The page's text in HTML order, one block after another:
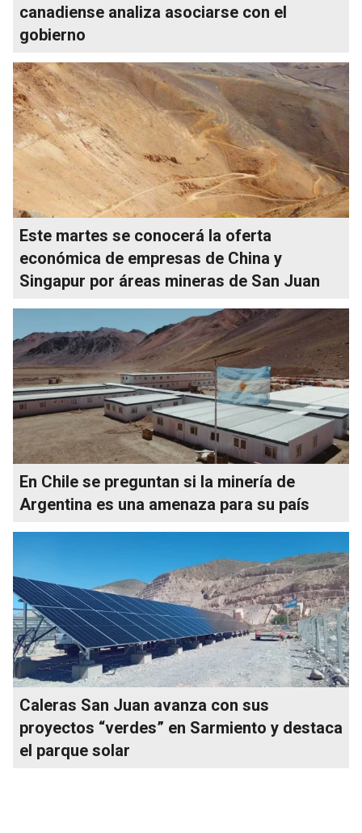
canadiense analiza asociarse con el
gobierno
Este martes se conocerá la oferta
económica de empresas de China y
Singapur por áreas mineras de San Juan
En Chile se preguntan si la minería de
Argentina es una amenaza para su país
Caleras San Juan avanza con sus
proyectos “verdes” en Sarmiento y destaca
el parque solar